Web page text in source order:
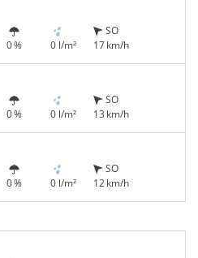
0 % 0 l/m²
SO
17 km/h
0 % 0 l/m²
SO
13 km/h
0 % 0 l/m²
SO
12 km/h